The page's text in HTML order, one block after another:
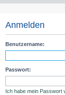
Anmelden
Benutzername:
Passwort:
Ich habe mein Passwort